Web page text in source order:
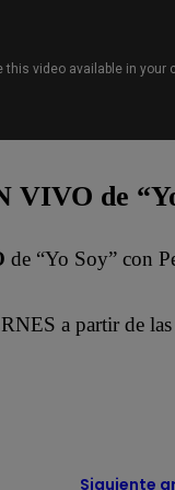
VIVO de
de “Yo Soy” con
a partir de
Siguiente